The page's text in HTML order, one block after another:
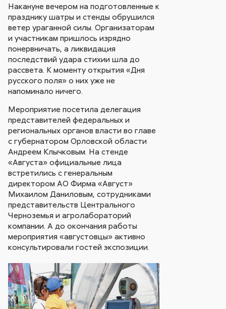
Накануне вечером на подготовленные к
празднику шатры и стенды обрушился
ветер ураганной силы. Организаторам
и участникам пришлось изрядно
понервничать, а ликвидация
последствий удара стихии шла до
рассвета. К моменту открытия «Дня
русского поля» о них уже не
напоминало ничего.
Мероприятие посетила делегация
представителей федеральных и
региональных органов власти во главе
с губернатором Орловской области
Андреем Клычковым. На стенде
«Августа» официальные лица
встретились с генеральным
директором АО Фирма «Август»
Михаилом Даниловым, сотрудниками
представительств Центрального
Черноземья и агролабораторий
компании. А до окончания работы
мероприятия «августовцы» активно
консультировали гостей экспозиции.